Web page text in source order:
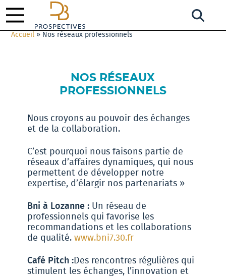
Accueil » Nos réseaux professionnels
NOS RÉSEAUX
PROFESSIONNELS
Nous croyons au pouvoir des échanges
et de la collaboration.
C’est pourquoi nous faisons partie de
réseaux d’affaires dynamiques, qui nous
permettent de développer notre
expertise, d’élargir nos partenariats »
Bni à Lozanne :Un réseau de
professionnels qui favorise les
recommandations et les collaborations
de qualité. www.bni7.30.fr
Café Pitch :Des rencontres régulières qui
stimulent les échanges, l’innovation et